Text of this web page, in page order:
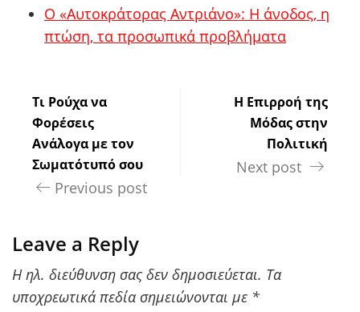
Ο «Αυτοκράτορας Αντριάνο»: Η άνοδος, η
πτώση, τα προσωπικά προβλήματα
Τι Ρούχα να
Φορέσεις
Ανάλογα με τον
Σωματότυπό σου
Previous post
Η Επιρροή της
Μόδας στην
Πολιτική
Next post
Leave a Reply
Η ηλ. διεύθυνση σας δεν δημοσιεύεται. Τα
υποχρεωτικά πεδία σημειώνονται με *